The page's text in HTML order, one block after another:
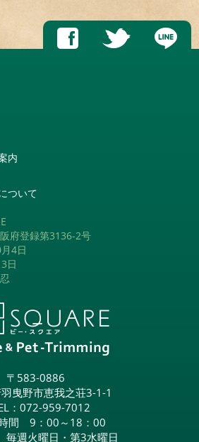
内
ついて
府登録第3136-2号
4日
日
〒583-0886
曳野市恵我之荘3-1-1
： 072-959-7012
間 9：00～18：00
週火曜日・第3水曜日